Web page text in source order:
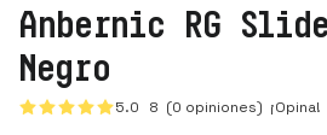
Anbernic RG Slide
Negro
5.0 8 (0 opiniones) ¡Opina!